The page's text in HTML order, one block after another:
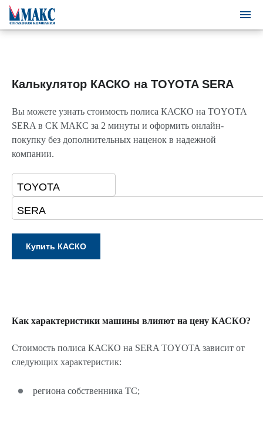
Калькулятор КАСКО на TOYOTA SERA
Вы можете узнать стоимость полиса КАСКО на TOYOTA
SERA в СК МАКС за 2 минуты и оформить онлайн-
покупку без дополнительных наценок в надежной
компании.
Как характеристики машины влияют на цену КАСКО?
Стоимость полиса КАСКО на SERA TOYOTA зависит от
следующих характеристик:
региона собственника ТС;